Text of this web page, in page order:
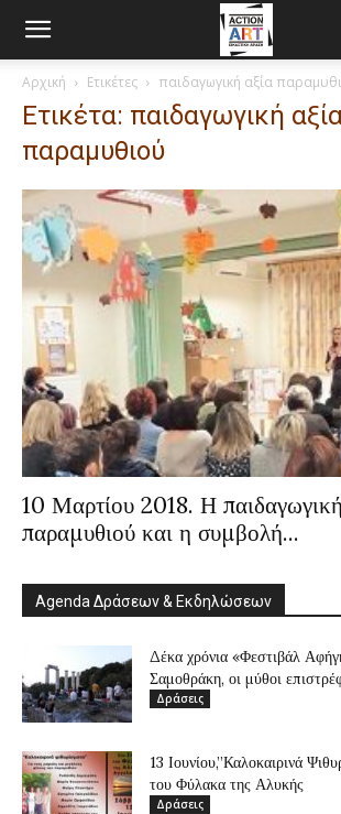
Αρχική Ετικέτες παιδαγωγική αξία
Ετικέτα: παιδαγωγική
παραμυθιού
10 Μαρτίου 2018. Η
παραμυθιού και η συμβολή...
Agenda Δράσεων & Εκδηλώσεων
Δέκα χρόνια «Φεστιβάλ
Σαμοθράκη, οι μύθοι
Δράσεις
13 Ιουνίου,”Καλοκαιρινά
του Φύλακα της Αλυκής
Δράσεις